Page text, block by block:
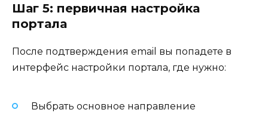
Шаг 5: первичная настройка
портала
После подтверждения email вы попадете в
интерфейс настройки портала, где нужно:
Выбрать основное направление